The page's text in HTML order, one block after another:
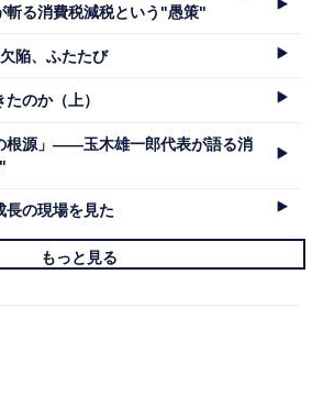
斬る消費税減税という"愚策"
陥、ふたたび
のか（上）
根源」――玉木雄一郎代表が語る消
長の現場を見た
もっと見る